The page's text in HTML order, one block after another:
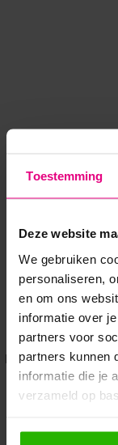
Toestemming
Deze website
We gebruiken
personaliseren,
en om ons
informatie over
partners voor
partners kunnen
informatie die je
verzameld op
Als je op
Application error:
loading